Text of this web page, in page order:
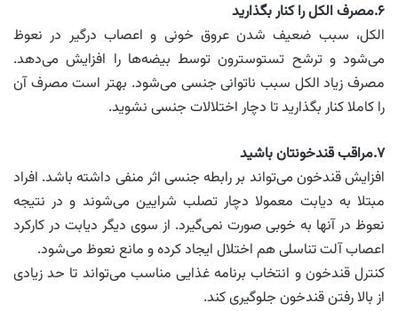
۶.مصرف الکل را کنار بگذارید
الکل، سبب ضعیف‌ شدن عروق خونی و اعصاب درگیر در نعوظ
می‌شود و ترشح تستوسترون توسط بیضه‌ها را افزایش می‌دهد.
مصرف زیاد الکل سبب ناتوانی جنسی می‌شود. بهتر است مصرف آن
را کاملا کنار بگذارید تا دچار اختلالات جنسی نشوید.
۷.مراقب قندخونتان باشید
افزایش قندخون می‌تواند بر رابطه جنسی اثر منفی داشته باشد. افراد
مبتلا به دیابت معمولا دچار تصلب شرایین می‌شوند و در نتیجه
نعوظ در آنها به خوبی صورت نمی‌گیرد. از سوی دیگر دیابت در کارکرد
اعصاب آلت تناسلی هم اختلال ایجاد کرده و مانع نعوظ می‌شود.
کنترل قندخون و انتخاب برنامه غذایی مناسب می‌تواند تا حد زیادی
از بالا رفتن قندخون جلوگیری کند.